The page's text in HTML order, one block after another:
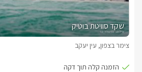
שקד סוויטת בוטיק
צימר בצפון, עין יעקב